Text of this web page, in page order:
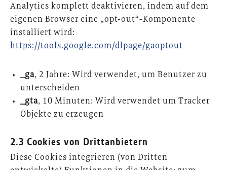
Analytics komplett deaktivieren, indem auf dem
eigenen Browser eine „opt-out“-Komponente
installiert wird:
https://tools.google.com/dlpage/gaoptout
_ga, 2 Jahre: Wird verwendet, um Benutzer zu
unterscheiden
_gta, 10 Minuten: Wird verwendet um Tracker
Objekte zu erzeugen
2.3 Cookies von Drittanbietern
Diese Cookies integrieren (von Dritten